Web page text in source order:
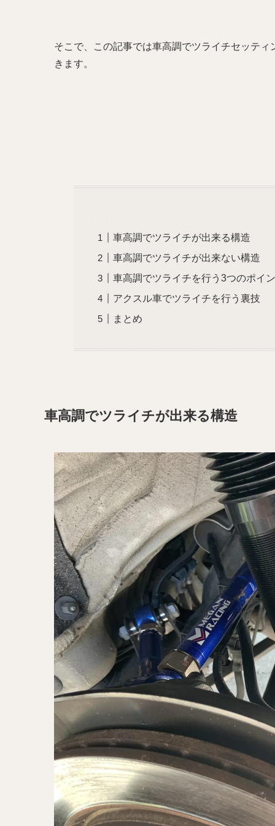
そこで、この記事では車高調でツライチセッテ
きます。
車高調でツライチが出来る構造
車高調でツライチが出来ない構造
車高調でツライチを行う3つのポイ
アクスル車でツライチを行う裏技
まとめ
車高調でツライチが出来る構造